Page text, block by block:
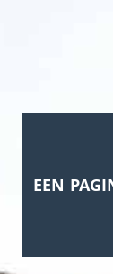
EEN